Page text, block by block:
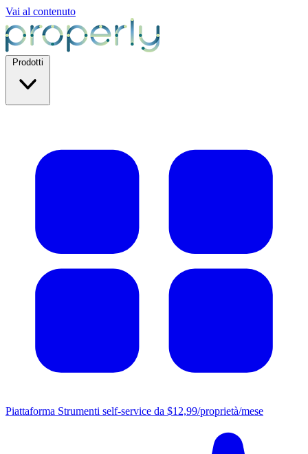
Vai al contenuto
Piattaforma Strumenti self-service da $12,99/proprietà/mese